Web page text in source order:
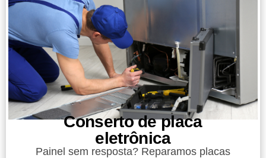
Conserto de placa
eletrônica
Painel sem resposta? Reparamos placas